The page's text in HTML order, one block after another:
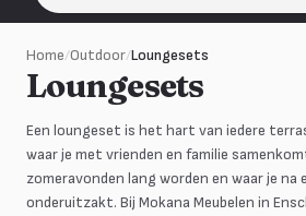
Home/Outdoor/Loungesets
Loungesets
Een loungeset is het hart van iedere
waar je met vrienden en familie
zomeravonden lang worden en waar je na
onderuitzakt. Bij Mokana Meubelen in